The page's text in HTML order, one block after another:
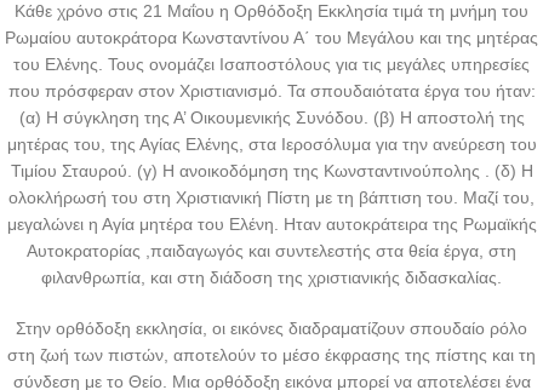
Κάθε χρόνο στις 21 Μαΐου η Ορθόδοξη Εκκλησία τιμά τη μνήμη του
Ρωμαίου αυτοκράτορα Κωνσταντίνου Α΄ του Μεγάλου και της μητέρας
του Ελένης. Τους ονομάζει Ισαποστόλους για τις μεγάλες υπηρεσίες
που πρόσφεραν στον Χριστιανισμό. Τα σπουδαιότατα έργα του ήταν:
(α) Η σύγκληση της Α’ Οικουμενικής Συνόδου. (β) Η αποστολή της
μητέρας του, της Αγίας Ελένης, στα Ιεροσόλυμα για την ανεύρεση του
Τιμίου Σταυρού. (γ) Η ανοικοδόμηση της Κωνσταντινούπολης . (δ) Η
ολοκλήρωσή του στη Χριστιανική Πίστη με τη βάπτιση του. Μαζί του,
μεγαλώνει η Αγία μητέρα του Ελένη. Ηταν αυτοκράτειρα της Ρωμαϊκής
Αυτοκρατορίας ,παιδαγωγός και συντελεστής στα θεία έργα, στη
φιλανθρωπία, και στη διάδοση της χριστιανικής διδασκαλίας.
Στην ορθόδοξη εκκλησία, οι εικόνες διαδραματίζουν σπουδαίο ρόλο
στη ζωή των πιστών, αποτελούν το μέσο έκφρασης της πίστης και τη
σύνδεση με το Θείο. Μια ορθόδοξη εικόνα μπορεί να αποτελέσει ένα